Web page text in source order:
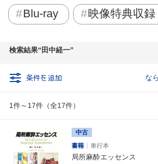
Blu-ray 映像特典収録
検索結果 田中経一
条件を追加
1件～17件（全17件）
な
中古
書籍
単行本
局所麻酔エッセンス